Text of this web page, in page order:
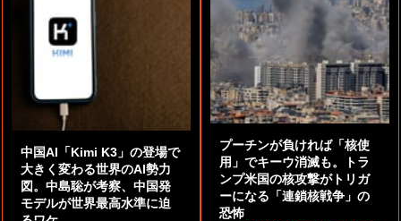
中国AI「Kimi K3」の登場で
大きく変わる世界のAI勢力
図。中島聡が考察、中国発
モデルが世界最高水準に迫
プーチンが負ければ「核使
用」でキーウ消滅も。トラ
ンプ米国の核攻撃がトリガ
ーになる「連鎖核戦争」の
恐怖